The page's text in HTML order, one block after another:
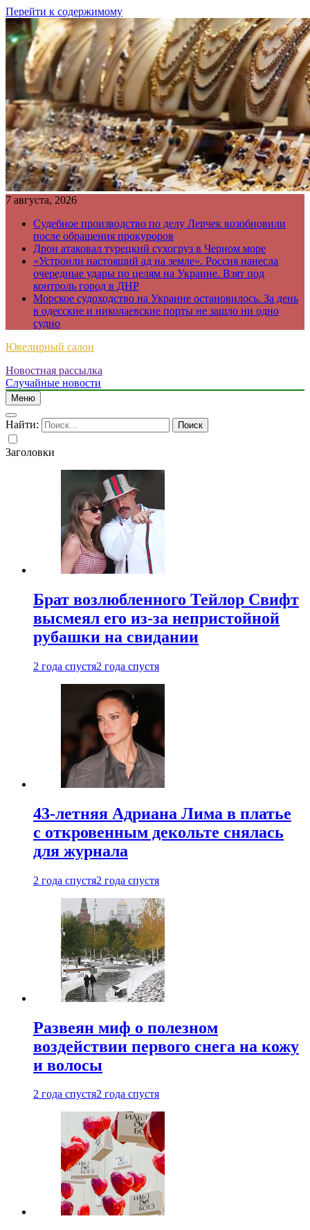
Перейти к содержимому
7 августа, 2026
Судебное производство по делу Лерчек возобновили
после обращения прокуроров
Дрон атаковал турецкий сухогруз в Черном море
«Устроили настоящий ад на земле». Россия нанесла
очередные удары по целям на Украине. Взят под
контроль город в ДНР
Морское судоходство на Украине остановилось. За день
в одесские и николаевские порты не зашло ни одно
судно
Ювелирный салон
Новостная рассылка
Случайные новости
Меню
Найти:
Заголовки
Брат возлюбленного Тейлор Свифт
высмеял его из-за непристойной
рубашки на свидании
2 года спустя2 года спустя
43-летняя Адриана Лима в платье
с откровенным декольте снялась
для журнала
2 года спустя2 года спустя
Развеян миф о полезном
воздействии первого снега на кожу
и волосы
2 года спустя2 года спустя